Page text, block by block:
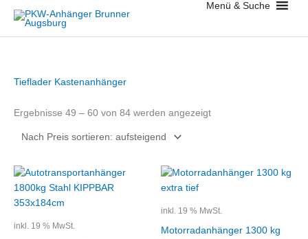
Inhalt
springen
Menü & Suche
Tieflader Kastenanhänger
Ergebnisse 49 – 60 von 84 werden angezeigt
inkl. 19 % MwSt.
inkl. 19 % MwSt.
Motorradanhänger 1300 kg